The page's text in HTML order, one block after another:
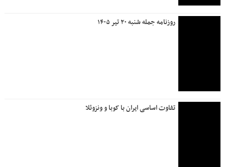
روزنامه جمله شنبه ۲۰ تیر ۱۴۰۵
تفاوت اساسی ایران با کوبا و ونزوئلا